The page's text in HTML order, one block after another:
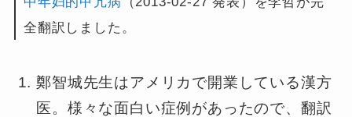
全翻訳しました。
鄭智城先生はアメリカで開業している漢方
医。様々な面白い症例があったので、翻訳